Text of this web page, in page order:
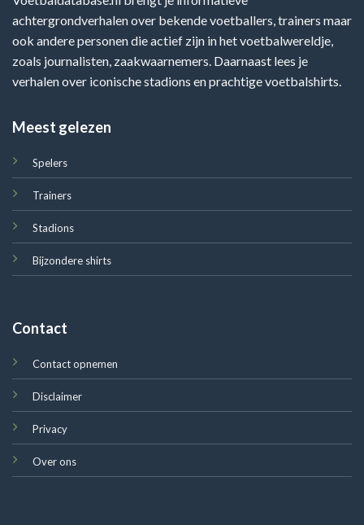
achtergrondverhalen over bekende voetballers, trainers maar
ook andere personen die actief zijn in het voetbalwereldje,
zoals journalisten, zaakwaarnemers. Daarnaast lees je
verhalen over iconische stadions en prachtige voetbalshirts.
Meest gelezen
Spelers
Trainers
Stadions
Bijzondere shirts
Contact
Contact opnemen
Disclaimer
Privacy
Over ons